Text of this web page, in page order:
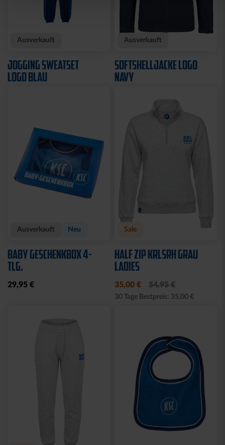
Ausverkauft
JOGGING SWEATSET
LOGO BLAU
Ausverkauft
SOFTSHELLJACKE LOGO
NAVY
Ausverkauft Neu
BABY GESCHENKBOX 4-
TLG.
29,95 €
Sale
HALF ZIP KRLSRH GRAU
LADIES
35,00 € 54,95 €
30 Tage Bestpreis: 35,00 €